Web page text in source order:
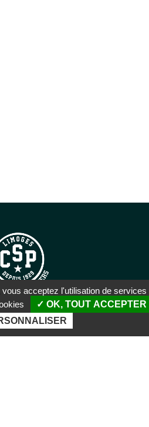
SOCIAL
Descartes
vous acceptez l'utilisation de services
✓ OK, TOUT ACCEPTER